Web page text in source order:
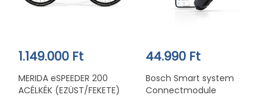
1.149.000 Ft
MERIDA eSPEEDER 200
ACÉLKÉK (EZÜST/FEKETE)
44.990 Ft
Bosch Smart system
Connectmodule